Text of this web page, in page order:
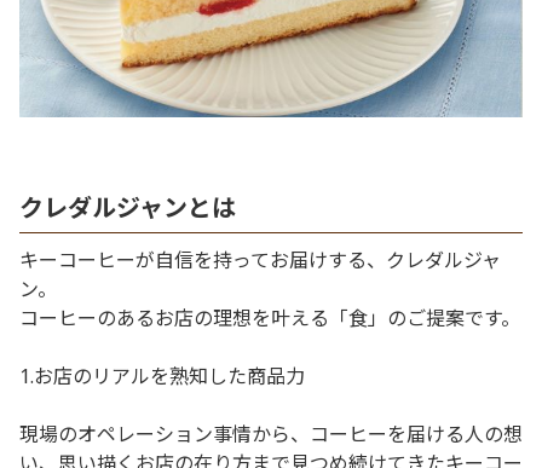
クレダルジャンとは
キーコーヒーが自信を持ってお届けする、クレダルジャ
ン。
コーヒーのあるお店の理想を叶える「食」のご提案です。
1.お店のリアルを熟知した商品力
現場のオペレーション事情から、コーヒーを届ける人の想